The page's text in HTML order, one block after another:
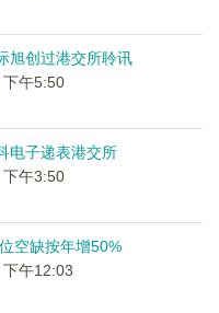
旭创过港交所聆讯
午5:50
电子递表港交所
午3:50
空缺按年增50%
午12:03